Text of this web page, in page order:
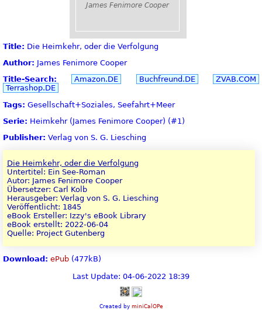
James Fenimore Cooper
Title: Die Heimkehr, oder die Verfolgung
Author: James Fenimore Cooper
Title-Search:
Amazon.DE Buchfreund.DE
ZVAB.COM
Terrashop.DE
Tags: Gesellschaft+Soziales, Seefahrt+Meer
Serie: Heimkehr (James Fenimore Cooper) (#1)
Publisher: Verlag von S. G. Liesching
Die Heimkehr, oder die Verfolgung
Untertitel: Ein See-Roman
Autor: James Fenimore Cooper
Übersetzer: Carl Kolb
Herausgeber: Verlag von S. G. Liesching
Veröffentlicht: 1845
eBook Ersteller: Izzy's eBook Library
eBook erstellt: 2022-06-04
Quelle: Project Gutenberg
Download: ePub (477kB)
Last Update: 04-06-2022 18:39
Created by miniCalOPe